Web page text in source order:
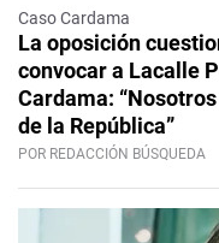
Caso Cardama
La oposición
convocar a Lacalle
Cardama:
de la República”
POR REDACCIÓN BÚSQUEDA